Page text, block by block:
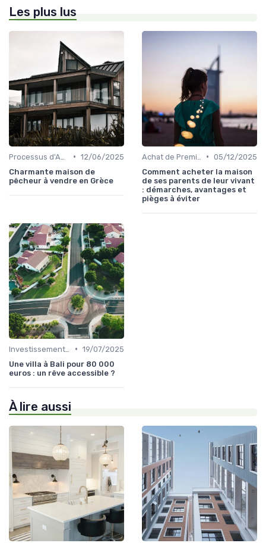
Les plus lus
• 12/06/2025
Charmante maison de
pêcheur à vendre en Grèce
• 05/12/2025
Comment acheter la maison
de ses parents de leur vivant
: démarches, avantages et
pièges à éviter
• 19/07/2025
Une villa à Bali pour 80 000
euros : un rêve accessible ?
À lire aussi